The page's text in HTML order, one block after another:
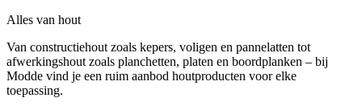
Alles van hout
Van constructiehout zoals kepers, voligen en pannelatten tot
afwerkingshout zoals planchetten, platen en boordplanken – bij
Modde vind je een ruim aanbod houtproducten voor elke
toepassing.